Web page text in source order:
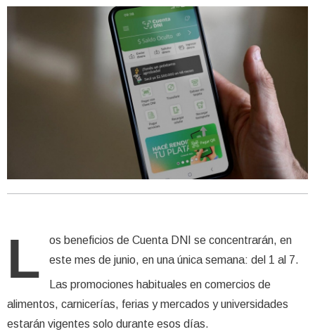
L
os beneficios de Cuenta DNI se concentrarán, en
este mes de junio, en una única semana: del 1 al 7.
Las promociones habituales en comercios de
alimentos, carnicerías, ferias y mercados y universidades
estarán vigentes solo durante esos días.